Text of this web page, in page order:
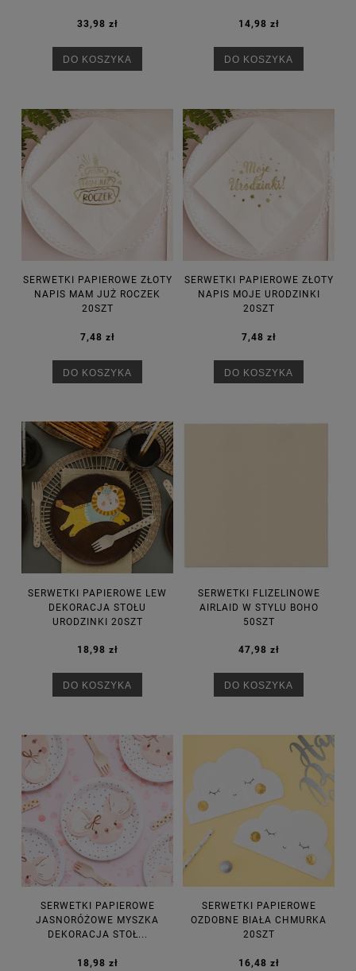
33,98 zł
DO KOSZYKA
14,98 zł
DO KOSZYKA
SERWETKI PAPIEROWE ZŁOTY
NAPIS MAM JUŻ ROCZEK
20SZT
7,48 zł
DO KOSZYKA
SERWETKI PAPIEROWE ZŁOTY
NAPIS MOJE URODZINKI
20SZT
7,48 zł
DO KOSZYKA
SERWETKI PAPIEROWE LEW
DEKORACJA STOŁU
URODZINKI 20SZT
18,98 zł
DO KOSZYKA
SERWETKI FLIZELINOWE
AIRLAID W STYLU BOHO
50SZT
47,98 zł
DO KOSZYKA
SERWETKI PAPIEROWE
JASNORÓŻOWE MYSZKA
DEKORACJA STOŁ...
18,98 zł
SERWETKI PAPIEROWE
OZDOBNE BIAŁA CHMURKA
20SZT
16,48 zł